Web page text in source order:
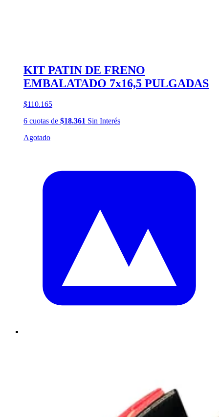
KIT PATIN DE FRENO
EMBALATADO 7x16,5 PULGADAS
$110.165
6 cuotas de $18.361 Sin Interés
Agotado